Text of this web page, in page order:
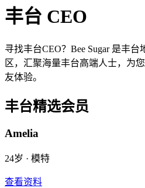
丰台 CEO
寻找丰台CEO？Bee Sugar 是丰
区，汇聚海量丰台高端人士，为
友体验。
丰台精选会员
Amelia
24岁 · 模特
查看资料